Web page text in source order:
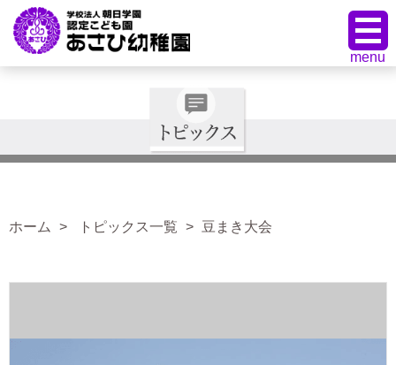
ホーム トピックス一覧 豆まき大会